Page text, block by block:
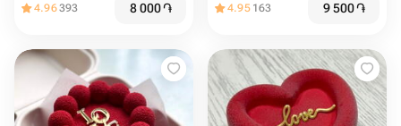
4.96393 8 000֏ 4.95 163 9 500֏